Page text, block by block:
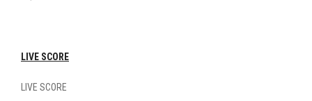
LIVE SCORE
LIVE SCORE